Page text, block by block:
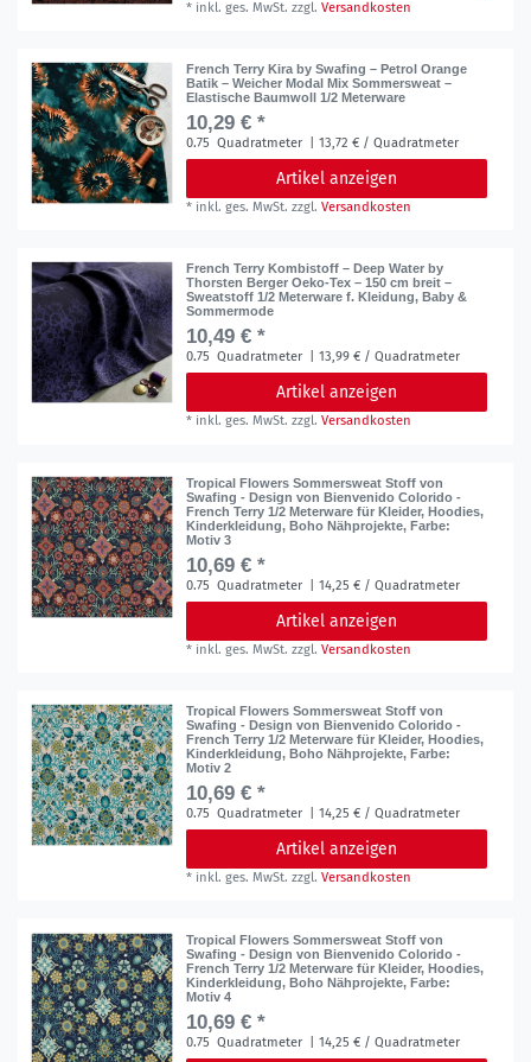
* inkl. ges. MwSt. zzgl.Versandkosten
French Terry Kira by Swafing – Petrol Orange
Batik – Weicher Modal Mix Sommersweat –
Elastische Baumwoll 1/2 Meterware
10,29 € *
0.75 Quadratmeter | 13,72 € / Quadratmeter
Artikel anzeigen
* inkl. ges. MwSt. zzgl.Versandkosten
French Terry Kombistoff – Deep Water by
Thorsten Berger Oeko-Tex – 150 cm breit –
Sweatstoff 1/2 Meterware f. Kleidung, Baby &
Sommermode
10,49 € *
0.75 Quadratmeter | 13,99 € / Quadratmeter
Artikel anzeigen
* inkl. ges. MwSt. zzgl.Versandkosten
Tropical Flowers Sommersweat Stoff von
Swafing - Design von Bienvenido Colorido -
French Terry 1/2 Meterware für Kleider, Hoodies,
Kinderkleidung, Boho Nähprojekte, Farbe:
Motiv 3
10,69 € *
0.75 Quadratmeter | 14,25 € / Quadratmeter
Artikel anzeigen
* inkl. ges. MwSt. zzgl.Versandkosten
Tropical Flowers Sommersweat Stoff von
Swafing - Design von Bienvenido Colorido -
French Terry 1/2 Meterware für Kleider, Hoodies,
Kinderkleidung, Boho Nähprojekte, Farbe:
Motiv 2
10,69 € *
0.75 Quadratmeter | 14,25 € / Quadratmeter
Artikel anzeigen
* inkl. ges. MwSt. zzgl.Versandkosten
Tropical Flowers Sommersweat Stoff von
Swafing - Design von Bienvenido Colorido -
French Terry 1/2 Meterware für Kleider, Hoodies,
Kinderkleidung, Boho Nähprojekte, Farbe:
Motiv 4
10,69 € *
0.75 Quadratmeter | 14,25 € / Quadratmeter